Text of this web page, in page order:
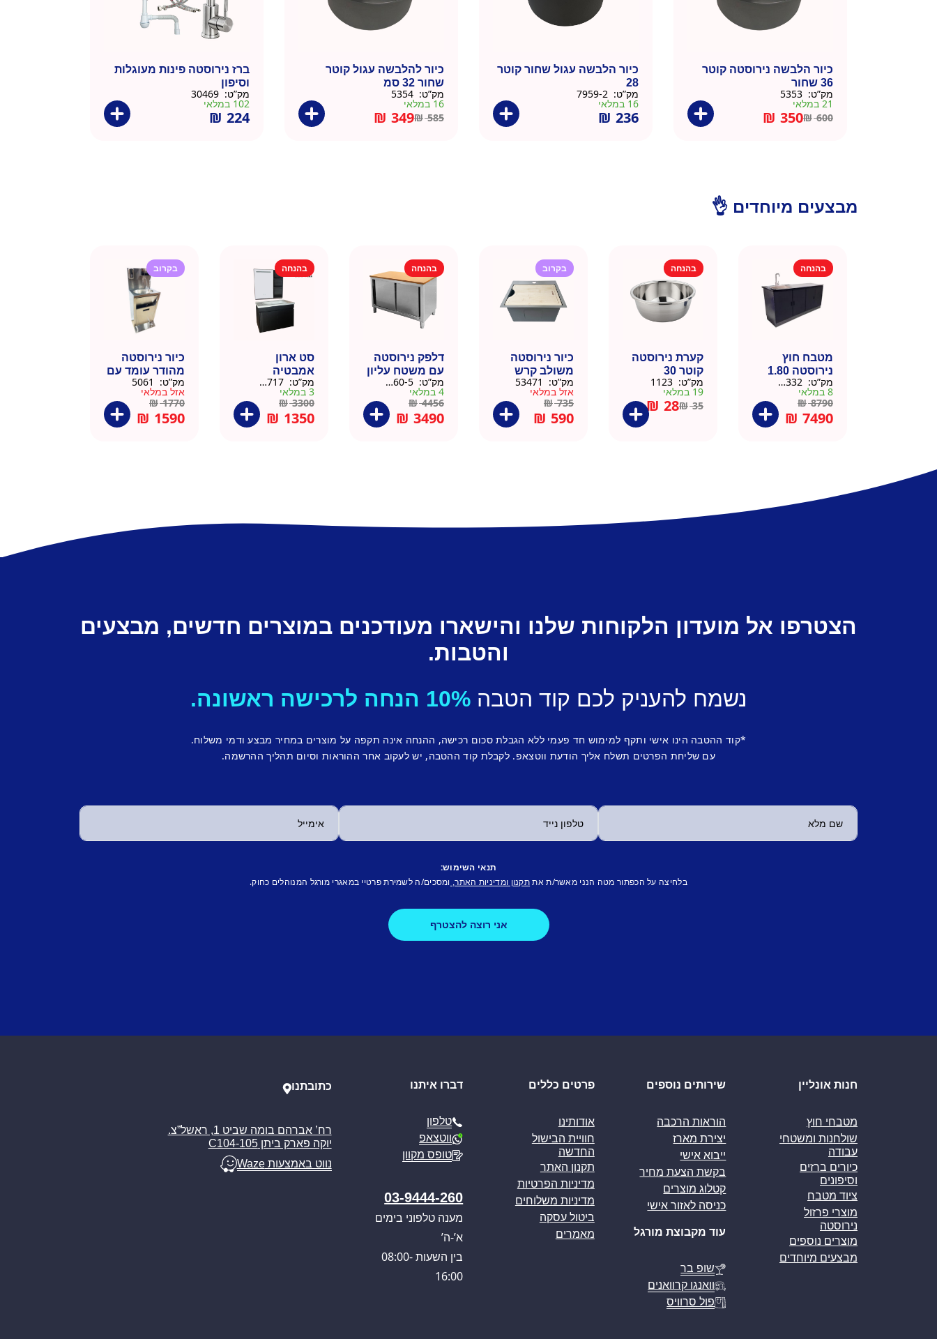
כיור הלבשה נירוסטה קוטר
36 שחור
מק”ט:
21 במלאי
₪600
₪ 350
כיור הלבשה עגול שחור קוטר
28
מק”ט:
16 במלאי
₪ 236
כיור להלבשה עגול קוטר
שחור 32 סמ
מק”ט:
16 במלאי
₪585
₪ 349
ברז נירוסטה פינות מעוגלות
וסיפון
מק”ט:
102 במלאי
₪ 224
מבצעים מיוחדים 👌
בהנחה
מטבח חוץ
נירוסטה 1.80
מטר כולל שיש
וכיור
מק”ט:
8 במלאי
₪8790
₪ 7490
בהנחה
קערת נירוסטה
קוטר 30
מק”ט:
19 במלאי
₪35
₪ 28
בקרוב
כיור נירוסטה
משולב קרש
חיתוך במבוק
35.5×40.5
מק”ט:
אזל במלאי
₪735
₪ 590
בהנחה
דלפק נירוסטה
עם משטח עליון
עץ מלא גוון
דניאל
מק”ט:
4 במלאי
₪4456
₪ 3490
בהנחה
סט ארון
אמבטיה
נירוסטה שחור
60 סמ
מק”ט:
3 במלאי
₪3300
₪ 1350
בקרוב
כיור נירוסטה
מהודר עומד עם
פח אשפה
ברצלונה
מק”ט:
אזל במלאי
₪1770
₪ 1590
הצטרפו אל מועדון הלקוחות שלנו והישארו מעודכנים במוצרים חדשים, מבצעים
והטבות.
נשמח להעניק לכם קוד הטבה 10% הנחה לרכישה ראשונה.
*קוד ההטבה הינו אישי ותקף למימוש חד פעמי ללא הגבלת סכום רכישה, ההנחה אינה תקפה על מוצרים במחיר מבצע ודמי משלוח.
עם שליחת הפרטים תשלח אליך הודעת ווטצאפ. לקבלת קוד ההטבה, יש לעקוב אחר ההוראות וסיום תהליך ההרשמה.
תנאי השימוש:
בלחיצה על הכפתור מטה הנני מאשר/ת את תקנון ומדיניות האתר, ומסכים/ה לשמירת פרטיי במאגרי מורגל המנוהלים כחוק.
חנות אונליין
מטבחי חוץ
שולחנות ומשטחי
עבודה
כיורים ברזים
וסיפונים
ציוד מטבח
מוצרי פרזול
נירוסטה
מוצרים נוספים
מבצעים מיוחדים
שירותים נוספים
הוראות הרכבה
יצירת מארז
ייבוא אישי
בקשת הצעת מחיר
קטלוג מוצרים
כניסה לאזור אישי
עוד מקבוצת מורגל
שופ בר
וואנגו קרוואנים
פול סרוויס
פרטים כללים
אודותינו
חוויית הבישול
החדשה
תקנון האתר
מדיניות הפרטיות
מדיניות משלוחים
ביטול עסקה
מאמרים
דברו איתנו
טלפון
ווטצאפ
טופס מקוון
03-9444-260
מענה טלפוני בימים
א’-ה’
בין השעות 08:00-
16:00
כתובתנו
רח’ אברהם בומה שביט 1, ראשל”צ.
יוקה פארק ביתן C104-105
נווט באמצעות Waze